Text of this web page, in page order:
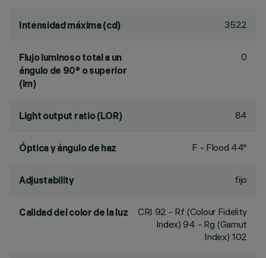
Intensidad máxima (cd) 3522
Flujo luminoso total a un
ángulo de 90° o superior
(lm)
0
Light output ratio (LOR) 84
Óptica y ángulo de haz F - Flood 44°
Adjustability fijo
Calidad del color de la luz CRI 92 - Rf (Colour Fidelity
Index) 94 - Rg (Gamut
Index) 102